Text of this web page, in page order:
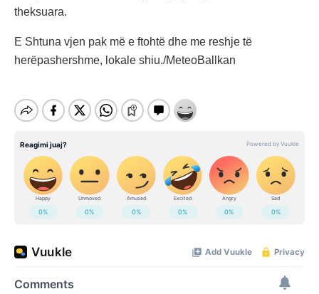
theksuara.
E Shtuna vjen pak më e ftohtë dhe me reshje të
herëpashershme, lokale shiu./MeteoBallkan